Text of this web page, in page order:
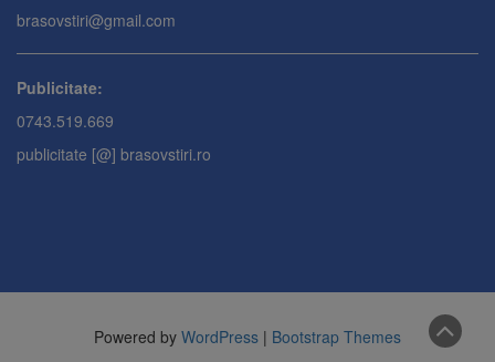
brasovstiri@gmail.com
Publicitate:
0743.519.669
publicitate [@] brasovstiri.ro
Powered by WordPress | Bootstrap Themes